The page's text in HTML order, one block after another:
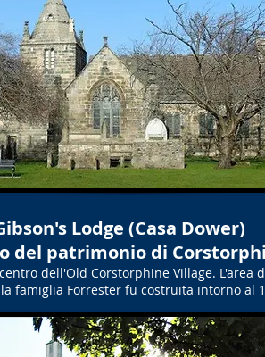
Lodge (Casa Dower)
del patrimonio di
dell'Old Corstorphine Village.
famiglia Forrester fu costruita intorno al